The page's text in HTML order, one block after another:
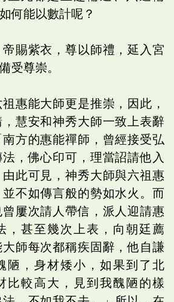
何能以數計呢？
賜紫衣，尊以師禮，延入宮
受尊崇。
惠能大師更是推崇，因此，
慧安和神秀大師一致上表辭
方的惠能禪師，曾經接受弘
，佛心印可，理當詔請他入
此可見，神秀大師與六祖惠
不如傳言般的勢如水火。而
曾屢次請人帶信，派人迎請惠
，甚至幾次上表，向朝廷薦
師每次都稱疾固辭，他自謙
陋，身材矮小，如果到了北
比較高大，見到我醜陋的樣